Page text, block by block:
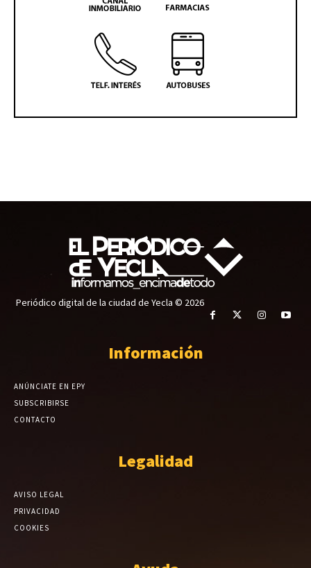
Periódico digital de la ciudad de Yecla © 2026
Información
ANÚNCIATE EN EPY
SUBSCRIBIRSE
CONTACTO
Legalidad
AVISO LEGAL
PRIVACIDAD
COOKIES